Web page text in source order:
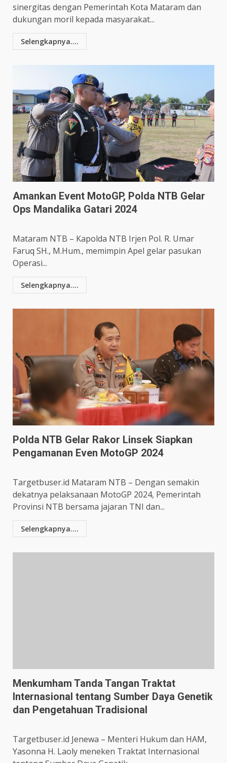
sinergitas dengan Pemerintah Kota Mataram dan
dukungan moril kepada masyarakat...
Selengkapnya....
Amankan Event MotoGP, Polda NTB Gelar
Ops Mandalika Gatari 2024
Mataram NTB – Kapolda NTB Irjen Pol. R. Umar
Faruq SH., M.Hum., memimpin Apel gelar pasukan
Operasi...
Selengkapnya....
Polda NTB Gelar Rakor Linsek Siapkan
Pengamanan Even MotoGP 2024
Targetbuser.id Mataram NTB – Dengan semakin
dekatnya pelaksanaan MotoGP 2024, Pemerintah
Provinsi NTB bersama jajaran TNI dan...
Selengkapnya....
Menkumham Tanda Tangan Traktat
Internasional tentang Sumber Daya Genetik
dan Pengetahuan Tradisional
Targetbuser.id Jenewa – Menteri Hukum dan HAM,
Yasonna H. Laoly meneken Traktat Internasional